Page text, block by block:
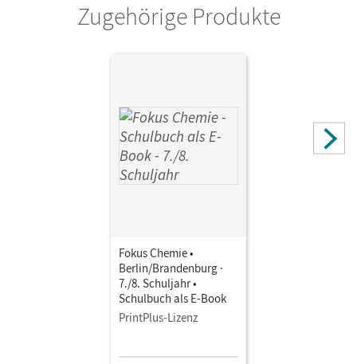
Herausgeber/-in
Arnold, Karin
Uwe; Arndt, Barbara; Kronabel, Carina
Zugehörige Produkte
Fokus Chemie •
Berlin/Brandenburg ·
7./8. Schuljahr •
Schulbuch als E-Book
PrintPlus-Lizenz